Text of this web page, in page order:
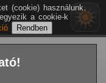
(cookie) használunk.
a cookie-k